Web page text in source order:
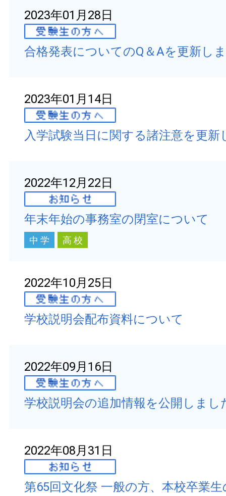
2023年01月28日
合格発表についてのQ＆Aを更新し
2023年01月14日
入学試験当日に関する諸注意を更新
2022年12月22日
年末年始の事務室の閉室について
中 学 高 校
2022年10月25日
学校説明会配布資料について
2022年09月16日
学校説明会の追加情報を公開しまし
2022年08月31日
第65回文化祭 一般の方、本校卒業